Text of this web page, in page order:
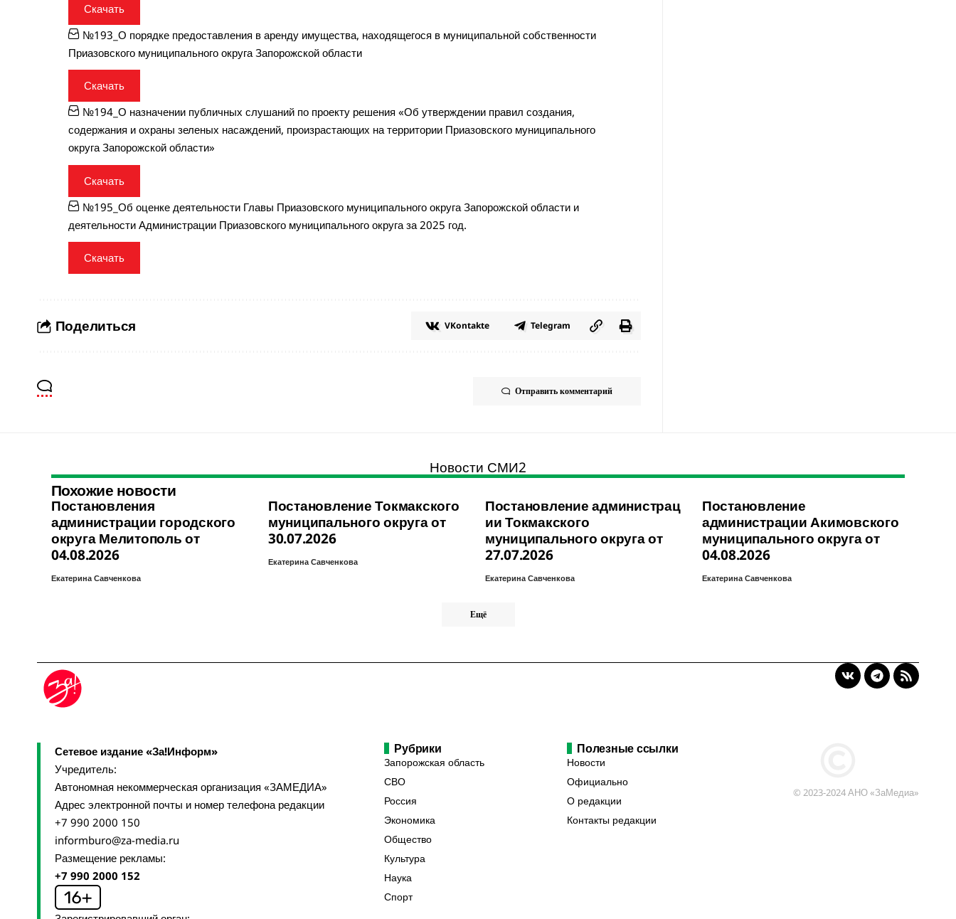
Скачать
№193_О порядке предоставления в аренду имущества, находящегося в муниципальной собственности
Приазовского муниципального округа Запорожской области
Скачать
№194_О назначении публичных слушаний по проекту решения «Об утверждении правил создания,
содержания и охраны зеленых насаждений, произрастающих на территории Приазовского муниципального
округа Запорожской области»
Скачать
№195_Об оценке деятельности Главы Приазовского муниципального округа Запорожской области и
деятельности Администрации Приазовского муниципального округа за 2025 год.
Скачать
Поделиться VKontakte Telegram
Отправить комментарий
Новости СМИ2
Похожие новости
Постановления
администрации городского
округа Мелитополь от
04.08.2026
Екатерина Савченкова
Постановление Токмакского
муниципального округа от
30.07.2026
Екатерина Савченкова
Постановление администрац
ии Токмакского
муниципального округа от
27.07.2026
Екатерина Савченкова
Постановление
администрации Акимовского
муниципального округа от
04.08.2026
Екатерина Савченкова
Ещё
Сетевое издание «За!Информ»
Учредитель:
Автономная некоммерческая организация «ЗАМЕДИА»
Адрес электронной почты и номер телефона редакции
+7 990 2000 150
informburo@za-media.ru
Размещение рекламы:
+7 990 2000 152
Рубрики
Запорожская область
СВО
Россия
Экономика
Общество
Культура
Наука
Спорт
Полезные ссылки
Новости
Официально
О редакции
Контакты редакции
© 2023-2024 АНО «ЗаМедиа»